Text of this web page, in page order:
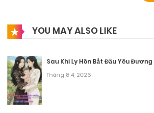
YOU MAY ALSO LIKE
Sau Khi Ly Hôn Bắt Đầu Yêu Đương
Tháng 8 4, 2026